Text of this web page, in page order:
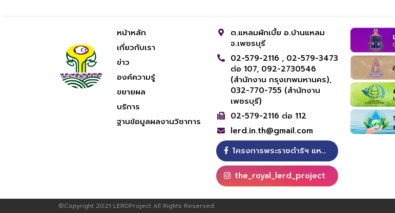
หน้าหลัก
เกี่ยวกับเรา
ข่าว
องค์ความรู้
ขยายผล
บริการ
ฐานข้อมูลผลงานวิชาการ
ต.แหลมผักเบี้ย อ.บ้านแหลม
จ.เพชรบุรี
02-579-2116 , 02-579-3473
ต่อ 107, 092-2730546
(สำนักงาน กรุงเทพมหานคร),
032-770-755 (สำนักงาน
เพชรบุรี)
02-579-2116 ต่อ 112
lerd.in.th@gmail.com
โครงการพระราชดำริฯ แหลมผักเบี้ย
the_royal_lerd_project
©Copyright 2021 LERDProject All Rights Reserved.